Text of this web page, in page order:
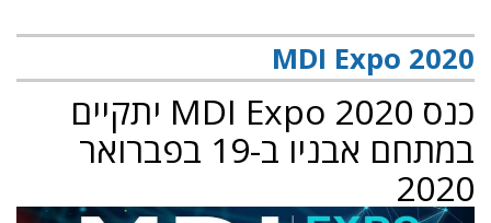
MDI Expo 2020
כנס MDI Expo 2020 יתקיים
במתחם אבניו ב-19 בפברואר
2020